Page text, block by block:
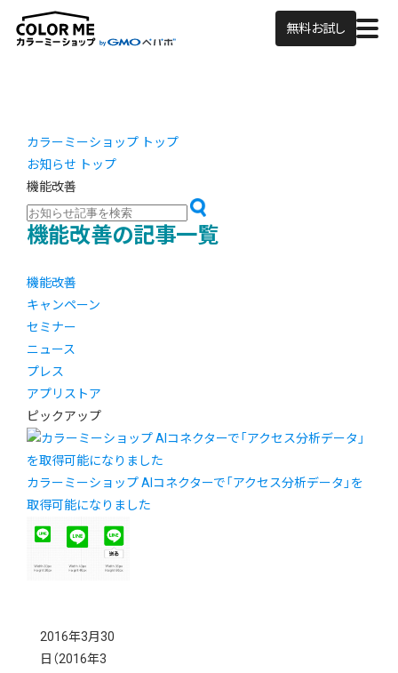
無料お試し
カラーミーショップ トップ
お知らせ トップ
機能改善
機能改善の記事一覧
機能改善
キャンペーン
セミナー
ニュース
プレス
アプリストア
ピックアップ
カラーミーショップ AIコネクターで「アクセス分析データ」を
取得可能になりました
2016年3月30
日 （2016年3